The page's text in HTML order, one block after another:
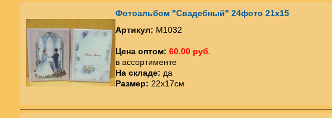
Фотоальбом "Свадебный" 24фото 21х15
Артикул: М1032
Цена оптом: 60.00 руб.
в ассортименте
На складе: да
Размер: 22х17см